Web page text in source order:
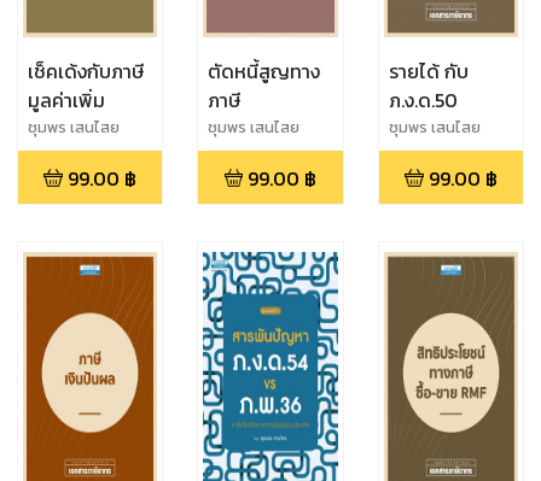
เช็คเด้งกับภาษี
มูลค่าเพิ่ม
ชุมพร เสนไสย
99.00 ฿
ตัดหนี้สูญทาง
ภาษี
ชุมพร เสนไสย
99.00 ฿
รายได้ กับ
ภ.ง.ด.50
ชุมพร เสนไสย
99.00 ฿